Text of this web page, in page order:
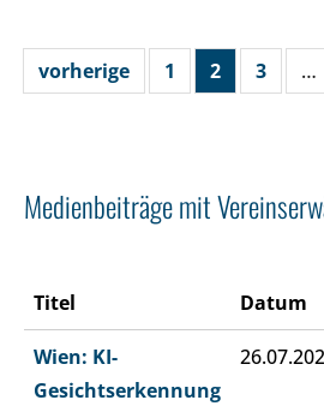
vorherige 1 2 3 …
Medienbeiträge mit
Titel Datum
Wien: KI-
Gesichtserkennung